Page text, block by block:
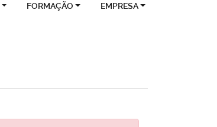
FORMAÇÃO EMPRESA